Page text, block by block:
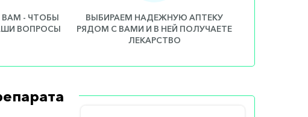
ВАМ - ЧТОБЫ
ВОПРОСЫ
ВЫБИРАЕМ НАДЕЖНУЮ АПТЕКУ
РЯДОМ С ВАМИ И В НЕЙ ПОЛУЧАЕТЕ
ЛЕКАРСТВО